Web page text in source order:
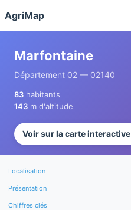
AgriMap
Marfontaine
Département 02 — 02140
83 habitants
143 m d'altitude
Voir sur la carte interactive
Localisation
Présentation
Chiffres clés